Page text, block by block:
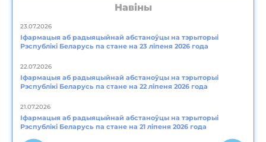
Навіны
23.07.2026
Іфармацыя аб радыяцыйнай абстаноўцы на тэрыторыі
Рэспублікі Беларусь па стане на 23 ліпеня 2026 года
22.07.2026
Іфармацыя аб радыяцыйнай абстаноўцы на тэрыторыі
Рэспублікі Беларусь па стане на 22 ліпеня 2026 года
21.07.2026
Іфармацыя аб радыяцыйнай абстаноўцы на тэрыторыі
Рэспублікі Беларусь па стане на 21 ліпеня 2026 года